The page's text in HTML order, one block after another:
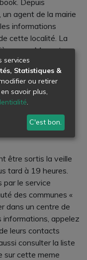
agent de la mairie
informations
cette localité. La
sur-Mer est
utiles
les agents
les consignes
être sortis la veille
tard à 19 heures.
par le service
des communes «
dans un centre de
informations, appelez
leurs contacts
consulter la liste
sur cette meme
services
Statistiques &
ou retirer
savoir plus,
.
C'est bon.